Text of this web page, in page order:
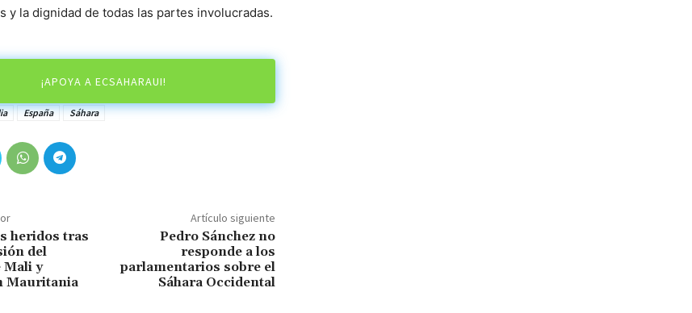
y la dignidad de todas las partes involucradas.
¡APOYA A ECSAHARAUI!
España Sáhara
heridos tras
del
Mali y
Mauritania
Artículo siguiente
Pedro Sánchez no
responde a los
parlamentarios sobre el
Sáhara Occidental